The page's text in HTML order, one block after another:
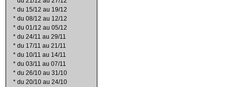
* du 15/12 au 19/12
* du 08/12 au 12/12
* du 01/12 au 05/12
* du 24/11 au 29/11
* du 17/11 au 21/11
* du 10/11 au 14/11
* du 03/11 au 07/11
* du 26/10 au 31/10
* du 20/10 au 24/10